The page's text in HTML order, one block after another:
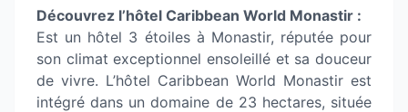
Découvrez l’hôtel Caribbean World Monastir :
Est un hôtel 3 étoiles à Monastir, réputée pour
son climat exceptionnel ensoleillé et sa douceur
de vivre. L’hôtel Caribbean World Monastir est
intégré dans un domaine de 23 hectares, située